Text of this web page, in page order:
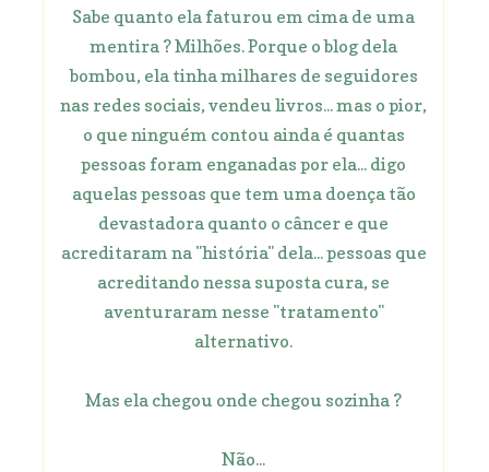
Sabe quanto ela faturou em cima de uma
mentira ? Milhões. Porque o blog dela
bombou, ela tinha milhares de seguidores
nas redes sociais, vendeu livros... mas o pior,
o que ninguém contou ainda é quantas
pessoas foram enganadas por ela... digo
aquelas pessoas que tem uma doença tão
devastadora quanto o câncer e que
acreditaram na "história" dela... pessoas que
acreditando nessa suposta cura, se
aventuraram nesse "tratamento"
alternativo.
Mas ela chegou onde chegou sozinha ?
Não...